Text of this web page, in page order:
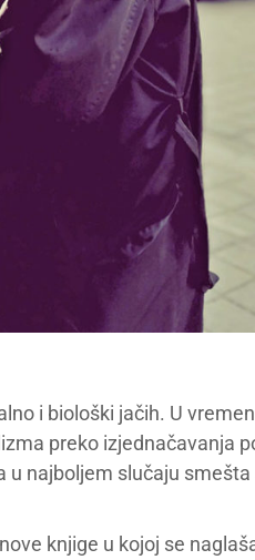
i biološki jačih. U
preko izjednačavanja
najboljem slučaju
knjige u kojoj se